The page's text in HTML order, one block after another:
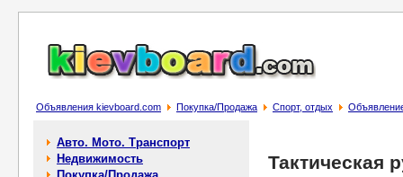
Объявления kievboard.com Покупка/Продажа Спорт, отдых
Авто. Мото. Транспорт
Недвижимость
Тактическая